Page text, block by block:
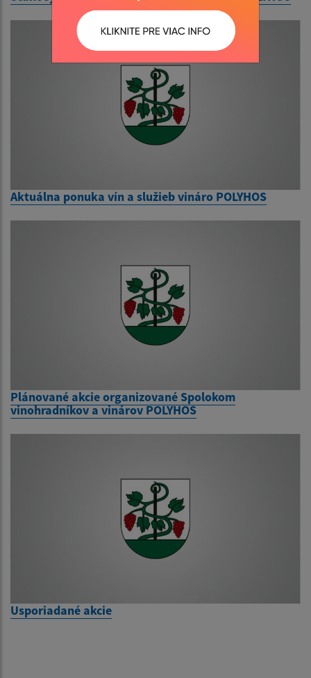
Aktuálna ponuka vín a služieb vináro POLYHOS
Plánované akcie organizované Spolokom
vinohradníkov a vinárov POLYHOS
Usporiadané akcie